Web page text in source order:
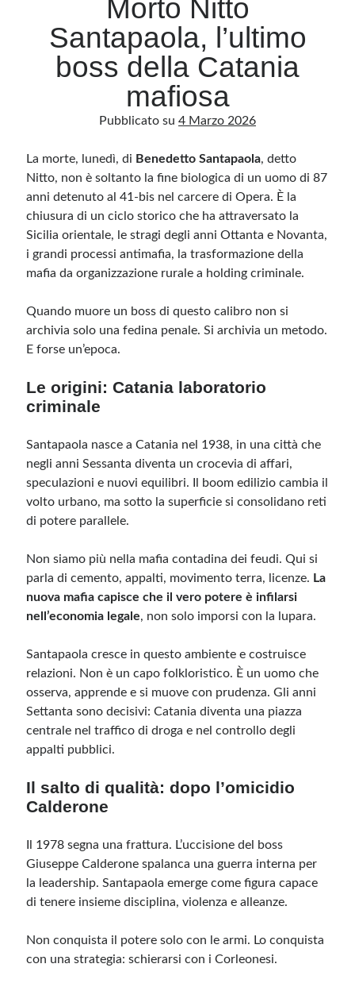
Archivio
senza alcuna periodicità. Non può pertanto considerarsi un prodotto editoriale ai
sensi della legge n· 62 del 7.03.2001. L’autore non è responsabile di quanto
pubblicato dai lettori nei commenti ai vari post. Saranno comunque cancellati quelli
ritenuti offensivi o lesivi dell’immagine o dell’onorabilità di terzi, di genere spam,
razzisti o che contengano dati personali non conformi al rispetto delle norme sulla
diritti d’autore, vi invito a comunicarlo via e-mail a info[at]dinovalle.it e saranno
tramite link né del loro contenuto, che può essere soggetto a variazioni nel tempo.
Meta
Feed dei contenuti
Feed dei commenti
WordPress.org
Morto Nitto
Santapaola, l’ultimo
boss della Catania
mafiosa
Pubblicato su 4 Marzo 2026
La morte, lunedì, di Benedetto Santapaola, detto
Nitto, non è soltanto la fine biologica di un uomo di 87
anni detenuto al 41-bis nel carcere di Opera. È la
chiusura di un ciclo storico che ha attraversato la
Sicilia orientale, le stragi degli anni Ottanta e Novanta,
i grandi processi antimafia, la trasformazione della
mafia da organizzazione rurale a holding criminale.
Quando muore un boss di questo calibro non si
archivia solo una fedina penale. Si archivia un metodo.
E forse un’epoca.
Le origini: Catania laboratorio
criminale
Santapaola nasce a Catania nel 1938, in una città che
negli anni Sessanta diventa un crocevia di affari,
speculazioni e nuovi equilibri. Il boom edilizio cambia il
volto urbano, ma sotto la superficie si consolidano reti
di potere parallele.
Non siamo più nella mafia contadina dei feudi. Qui si
parla di cemento, appalti, movimento terra, licenze. La
nuova mafia capisce che il vero potere è infilarsi
nell’economia legale, non solo imporsi con la lupara.
Santapaola cresce in questo ambiente e costruisce
relazioni. Non è un capo folkloristico. È un uomo che
osserva, apprende e si muove con prudenza. Gli anni
Settanta sono decisivi: Catania diventa una piazza
centrale nel traffico di droga e nel controllo degli
appalti pubblici.
Il salto di qualità: dopo l’omicidio
Calderone
Il 1978 segna una frattura. L’uccisione del boss
Giuseppe Calderone spalanca una guerra interna per
la leadership. Santapaola emerge come figura capace
di tenere insieme disciplina, violenza e alleanze.
Non conquista il potere solo con le armi. Lo conquista
con una strategia: schierarsi con i Corleonesi.